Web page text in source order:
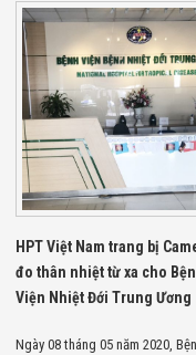
HPT Việt Nam trang bị
đo thân nhiệt từ xa cho
Viện Nhiệt Đới Trung Ương
Ngày 08 tháng 05 năm 2020,